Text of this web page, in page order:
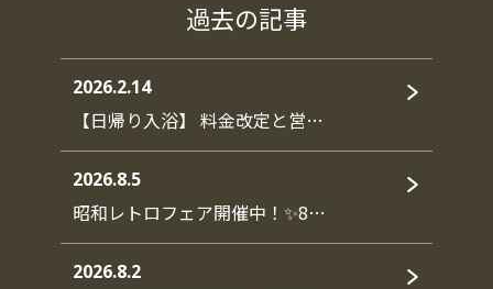
過去の記事
2026.2.14
【日帰り入浴】 料金改定と営…
2026.8.5
昭和レトロフェア開催中！✨8…
2026.8.2